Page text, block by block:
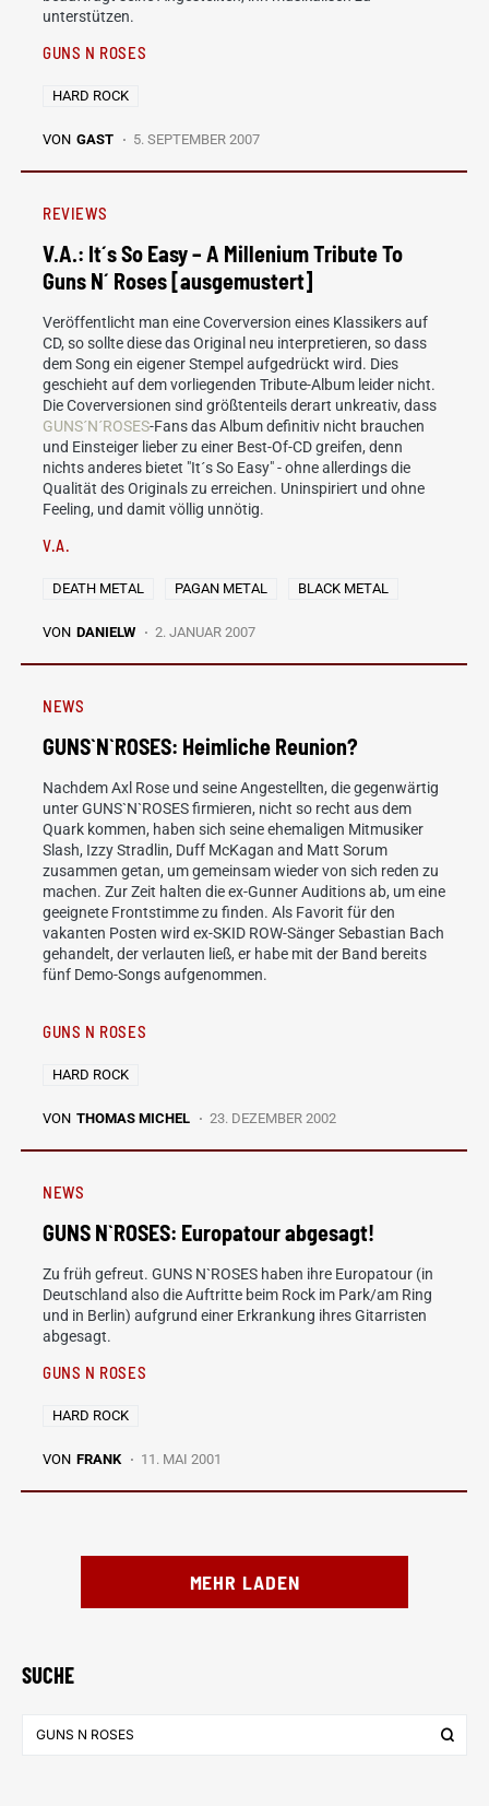
unterstützen.
GUNS N ROSES
HARD ROCK
VON GAST 5. SEPTEMBER 2007
REVIEWS
V.A.: It´s So Easy – A Millenium Tribute To
Guns N´ Roses [ausgemustert]
Veröffentlicht man eine Coverversion eines Klassikers auf
CD, so sollte diese das Original neu interpretieren, so dass
dem Song ein eigener Stempel aufgedrückt wird. Dies
geschieht auf dem vorliegenden Tribute-Album leider nicht.
Die Coverversionen sind größtenteils derart unkreativ, dass
GUNS´N´ROSES-Fans das Album definitiv nicht brauchen
und Einsteiger lieber zu einer Best-Of-CD greifen, denn
nichts anderes bietet "It´s So Easy" - ohne allerdings die
Qualität des Originals zu erreichen. Uninspiriert und ohne
Feeling, und damit völlig unnötig.
V.A.
DEATH METAL PAGAN METAL BLACK METAL
VON DANIELW 2. JANUAR 2007
NEWS
GUNS`N`ROSES: Heimliche Reunion?
Nachdem Axl Rose und seine Angestellten, die gegenwärtig
unter GUNS`N`ROSES firmieren, nicht so recht aus dem
Quark kommen, haben sich seine ehemaligen Mitmusiker
Slash, Izzy Stradlin, Duff McKagan and Matt Sorum
zusammen getan, um gemeinsam wieder von sich reden zu
machen. Zur Zeit halten die ex-Gunner Auditions ab, um eine
geeignete Frontstimme zu finden. Als Favorit für den
vakanten Posten wird ex-SKID ROW-Sänger Sebastian Bach
gehandelt, der verlauten ließ, er habe mit der Band bereits
fünf Demo-Songs aufgenommen.
GUNS N ROSES
HARD ROCK
VON THOMAS MICHEL 23. DEZEMBER 2002
NEWS
GUNS N`ROSES: Europatour abgesagt!
Zu früh gefreut. GUNS N`ROSES haben ihre Europatour (in
Deutschland also die Auftritte beim Rock im Park/am Ring
und in Berlin) aufgrund einer Erkrankung ihres Gitarristen
abgesagt.
GUNS N ROSES
HARD ROCK
VON FRANK 11. MAI 2001
MEHR LADEN
SUCHE